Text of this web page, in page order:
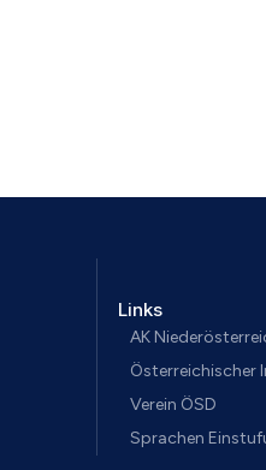
Links
AK
Österreichischer
Verein ÖSD
Sprachen